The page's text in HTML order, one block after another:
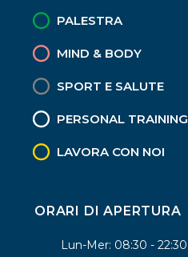
PALESTRA
MIND & BODY
SPORT E SALUTE
PERSONAL TRAINING
LAVORA CON NOI
ORARI DI APERTURA
Lun-Mer: 08:30 - 22:30